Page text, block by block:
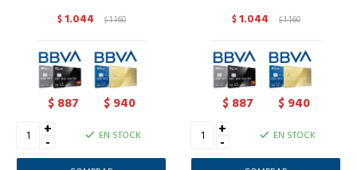
$1.044 $1.160
$ 887 $ 940
+
- EN STOCK
$1.044 $1.160
$ 887 $ 940
+
- EN STOCK